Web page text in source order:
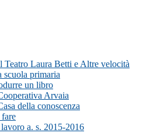
Teatro Laura Betti e Altre velocità
primaria
un libro
Arvaia
della conoscenza
a. s. 2015-2016